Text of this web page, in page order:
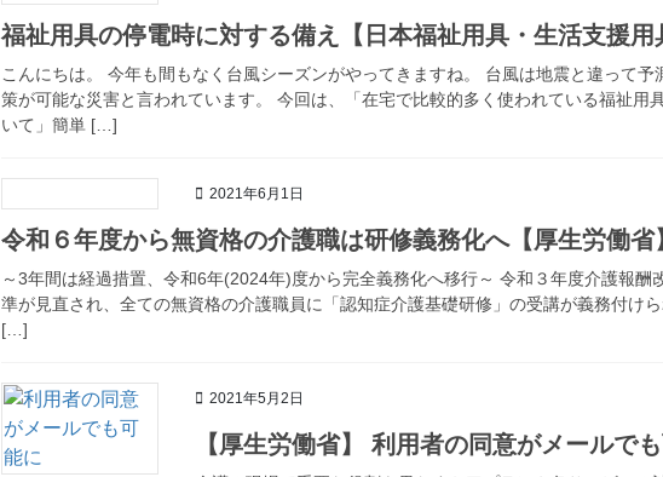
福祉用具の停電時に対する備え【日本福祉用具・生活支援
こんにちは。 今年も間もなく台風シーズンがやってきますね。 台風は地震と違って
策が可能な災害と言われています。 今回は、「在宅で比較的多く使われている福祉用
いて」簡単 […]
2021年6月1日
令和６年度から無資格の介護職は研修義務化へ【厚生労働省
～3年間は経過措置、令和6年(2024年)度から完全義務化へ移行～ 令和３年度介護報酬
準が見直され、全ての無資格の介護職員に「認知症介護基礎研修」の受講が義務付け
[…]
2021年5月2日
【厚生労働省】 利用者の同意がメールで